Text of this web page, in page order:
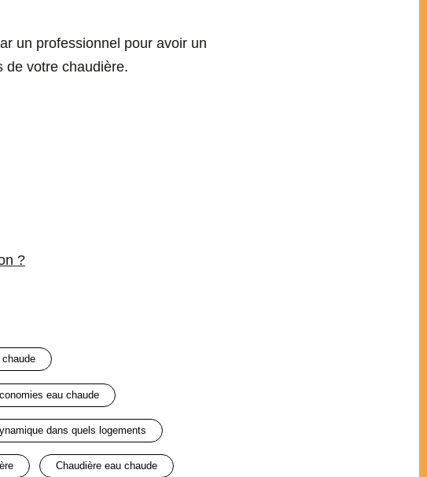
un professionnel pour avoir un
de votre chaudière.
?
chaude
eau chaude
dans quels logements
chaudière eau chaude